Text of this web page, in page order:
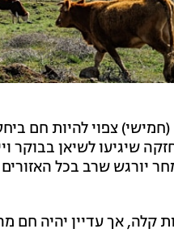
(חמישי) צפוי להיות חם
שיגיעו לשיאן בבוקר
יורגש שרב בכל
קלה, אך עדיין יהיה חם